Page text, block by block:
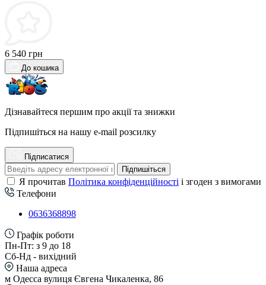
6 540 грн
До кошика
Дізнавайтеся першим про акції та знижки
Підпишіться на нашу e-mail розсилку
Підписатися
Підпишіться
Я прочитав Політика конфіденційності і згоден з вимогами
Телефони
0636368898
Графік роботи
Пн-Пт: з 9 до 18
Сб-Нд - вихідний
Наша адреса
м Одесса вулиця Євгена Чикаленка, 86